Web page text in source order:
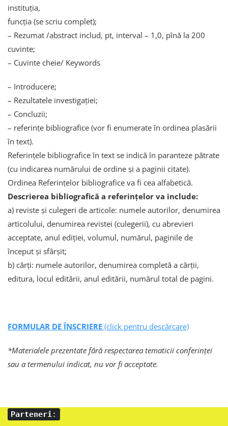
instituţia,
funcţia (se scriu complet);
– Rezumat /abstract includ, pt, interval – 1,0, pînă la 200
cuvinte;
– Cuvinte cheie/ Keywords
– Introducere;
– Rezultatele investigației;
– Concluzii;
– referințe bibliografice (vor fi enumerate în ordinea plasării
în text).
Referințele bibliografice în text se indică în paranteze pătrate
(cu indicarea numărului de ordine şi a paginii citate).
Ordinea Referințelor bibliografice va fi cea alfabetică.
Descrierea bibliografică a referințelor va include:
a) reviste şi culegeri de articole: numele autorilor, denumirea
articolului, denumirea revistei (culegerii), cu abrevieri
acceptate, anul ediției, volumul, numărul, paginile de
început şi sfârşit;
b) cărţi: numele autorilor, denumirea completă a cărții,
editura, locul editării, anul editării, numărul total de pagini.
FORMULAR DE ÎNSCRIERE (click pentru descărcare)
*Materialele prezentate fără respectarea tematicii conferinţei
sau a termenului indicat, nu vor fi acceptate.
Parteneri: